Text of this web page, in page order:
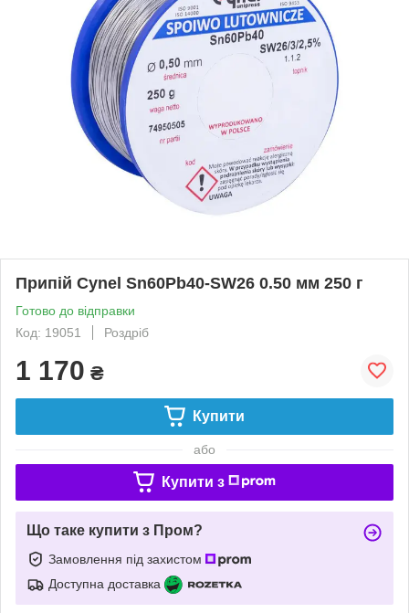
Припій Cynel Sn60Pb40-SW26 0.50 мм 250 г
Готово до відправки
Код: 19051
Роздріб
1 170 ₴
Купити
або
Купити з
Що таке купити з Пром?
Замовлення під захистом
Доступна доставка